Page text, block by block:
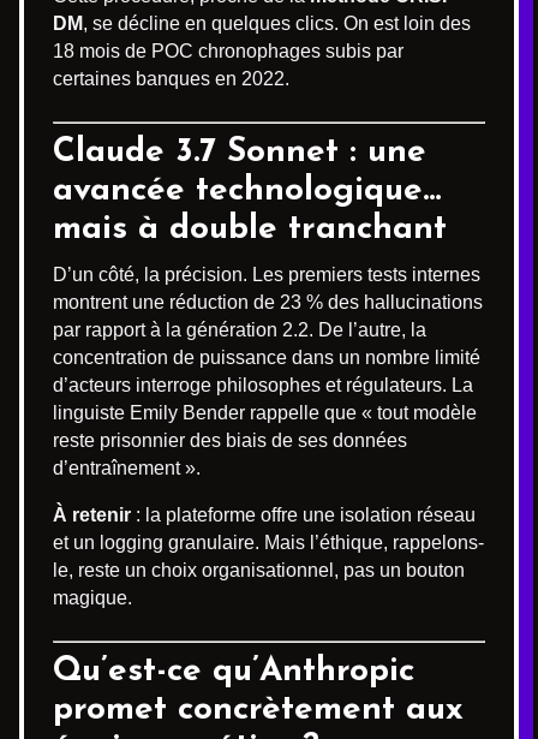
DM, se décline en quelques clics. On est loin des
18 mois de POC chronophages subis par
certaines banques en 2022.
Claude 3.7 Sonnet : une
avancée technologique…
mais à double tranchant
D’un côté, la précision. Les premiers tests internes
montrent une réduction de 23 % des hallucinations
par rapport à la génération 2.2. De l’autre, la
concentration de puissance dans un nombre limité
d’acteurs interroge philosophes et régulateurs. La
linguiste Emily Bender rappelle que « tout modèle
reste prisonnier des biais de ses données
d’entraînement ».
À retenir : la plateforme offre une isolation réseau
et un logging granulaire. Mais l’éthique, rappelons-
le, reste un choix organisationnel, pas un bouton
magique.
Qu’est-ce qu’Anthropic
promet concrètement aux